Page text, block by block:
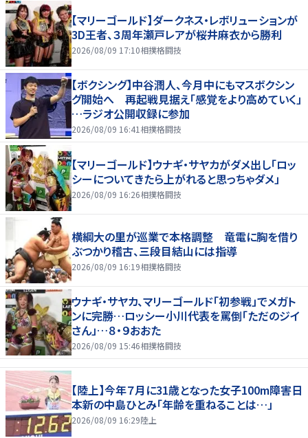
【マリーゴールド】ダークネス・レボリューションが
3D王者、３周年瀬戸レアが桜井麻衣から勝利
2026/08/09 17:10相撲格闘技
【ボクシング】中谷潤人、今月中にもマスボクシン
グ開始へ 再起戦見据え「感覚をより高めていく」
…ラジオ公開収録に参加
2026/08/09 16:41 相撲格闘技
【マリーゴールド】ウナギ・サヤカがダメ出し「ロッ
シーについてきたら上がれると思っちゃダメ」
2026/08/09 16:26相撲格闘技
横綱大の里が巡業で本格調整 竜電に胸を借り
ぶつかり稽古、三段目結山には指導
2026/08/09 16:19相撲格闘技
ウナギ・サヤカ、マリーゴールド「初参戦」でメガト
ンに完勝…ロッシー小川代表を罵倒「ただのジイ
さん」…８・９おおた
2026/08/09 15:46相撲格闘技
【陸上】今年７月に31歳となった女子100m障害日
本新の中島ひとみ「年齢を重ねることは…」
2026/08/09 16:29陸上